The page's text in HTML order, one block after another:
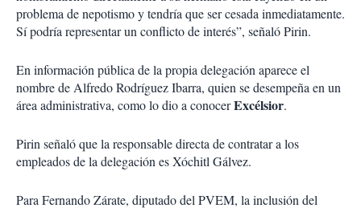
problema de nepotismo y tendría que ser cesada inmediatamente.
Sí podría representar un conflicto de interés”, señaló Pirin.
En información pública de la propia delegación aparece el
nombre de Alfredo Rodríguez Ibarra, quien se desempeña en un
área administrativa, como lo dio a conocerExcélsior.
Pirin señaló que la responsable directa de contratar a los
empleados de la delegación es Xóchitl Gálvez.
Para Fernando Zárate, diputado del PVEM, la inclusión del